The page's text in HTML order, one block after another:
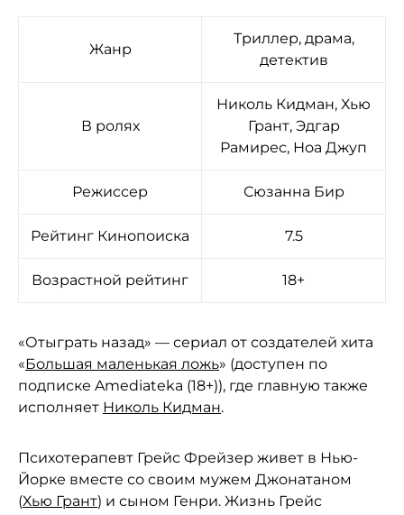
Жанр
Триллер, драма,
детектив
В ролях
Николь Кидман, Хью
Грант, Эдгар
Рамирес, Ноа Джуп
Режиссер Сюзанна Бир
Рейтинг Кинопоиска 7.5
Возрастной рейтинг 18+
«Отыграть назад» — сериал от создателей хита
«Большая маленькая ложь» (доступен по
подписке Amediateka (18+)), где главную также
исполняет Николь Кидман.
Психотерапевт Грейс Фрейзер живет в Нью-
Йорке вместе со своим мужем Джонатаном
(Хью Грант) и сыном Генри. Жизнь Грейс